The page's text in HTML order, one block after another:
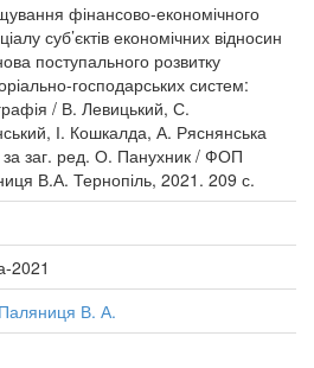
фінансово-економічного
суб’єктів економічних відносин
поступального розвитку
господарських систем:
/ В. Левицький, С.
І. Кошкалда, А. Ряснянська
за заг. ред. О. Панухник / ФОП
В.А. Тернопіль, 2021. 209 с.
2021
В. А.